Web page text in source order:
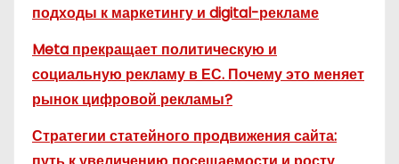
подходы к маркетингу и digital-рекламе
Meta прекращает политическую и
социальную рекламу в ЕС. Почему это меняет
рынок цифровой рекламы?
Стратегии статейного продвижения сайта: